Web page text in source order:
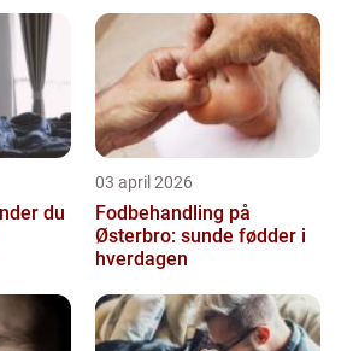
03 april 2026
Fodbehandling på
Østerbro: sunde fødder i
hverdagen